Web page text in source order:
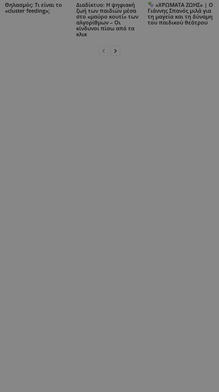
Θηλασμός: Τι είναι το
«cluster feeding»;
Διαδίκτυο: Η ψηφιακή
ζωή των παιδιών μέσα
στο «μαύρο κουτί» των
αλγορίθμων – Οι
κίνδυνοι πίσω από τα
κλικ
«ΧΡΩΜΑΤΑ ΖΩΗΣ» | Ο
Γιάννης Σπανός μιλά για
τη μαγεία και τη δύναμη
του παιδικού θεάτρου